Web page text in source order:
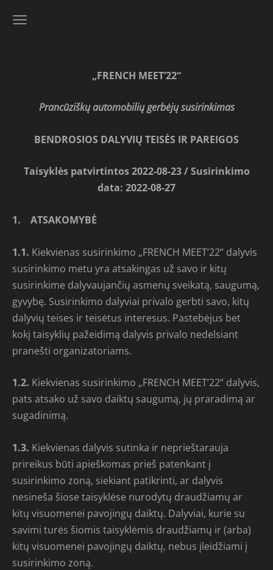
„FRENCH MEET’22“
Prancūziškų automobilių gerbėjų susirinkimas
BENDROSIOS DALYVIŲ TEISĖS IR PAREIGOS
Taisyklės patvirtintos 2022-08-23 / Susirinkimo
data: 2022-08-27
1. ATSAKOMYBĖ
1.1. Kiekvienas susirinkimo „FRENCH MEET’22“ dalyvis
susirinkimo metu yra atsakingas už savo ir kitų
susirinkime dalyvaujančių asmenų sveikatą, saugumą,
gyvybę. Susirinkimo dalyviai privalo gerbti savo, kitų
dalyvių teises ir teisėtus interesus. Pastebėjus bet
kokį taisyklių pažeidimą dalyvis privalo nedelsiant
pranešti organizatoriams.
1.2. Kiekvienas susirinkimo „FRENCH MEET’22“ dalyvis,
pats atsako už savo daiktų saugumą, jų praradimą ar
sugadinimą.
1.3. Kiekvienas dalyvis sutinka ir neprieštarauja
prireikus būti apieškomas prieš patenkant į
susirinkimo zoną, siekiant patikrinti, ar dalyvis
nesineša šiose taisyklėse nurodytų draudžiamų ar
kitų visuomenei pavojingų daiktų. Dalyviai, kurie su
savimi turės šiomis taisyklėmis draudžiamų ir (arba)
kitų visuomenei pavojingų daiktų, nebus įleidžiami į
susirinkimo zoną.